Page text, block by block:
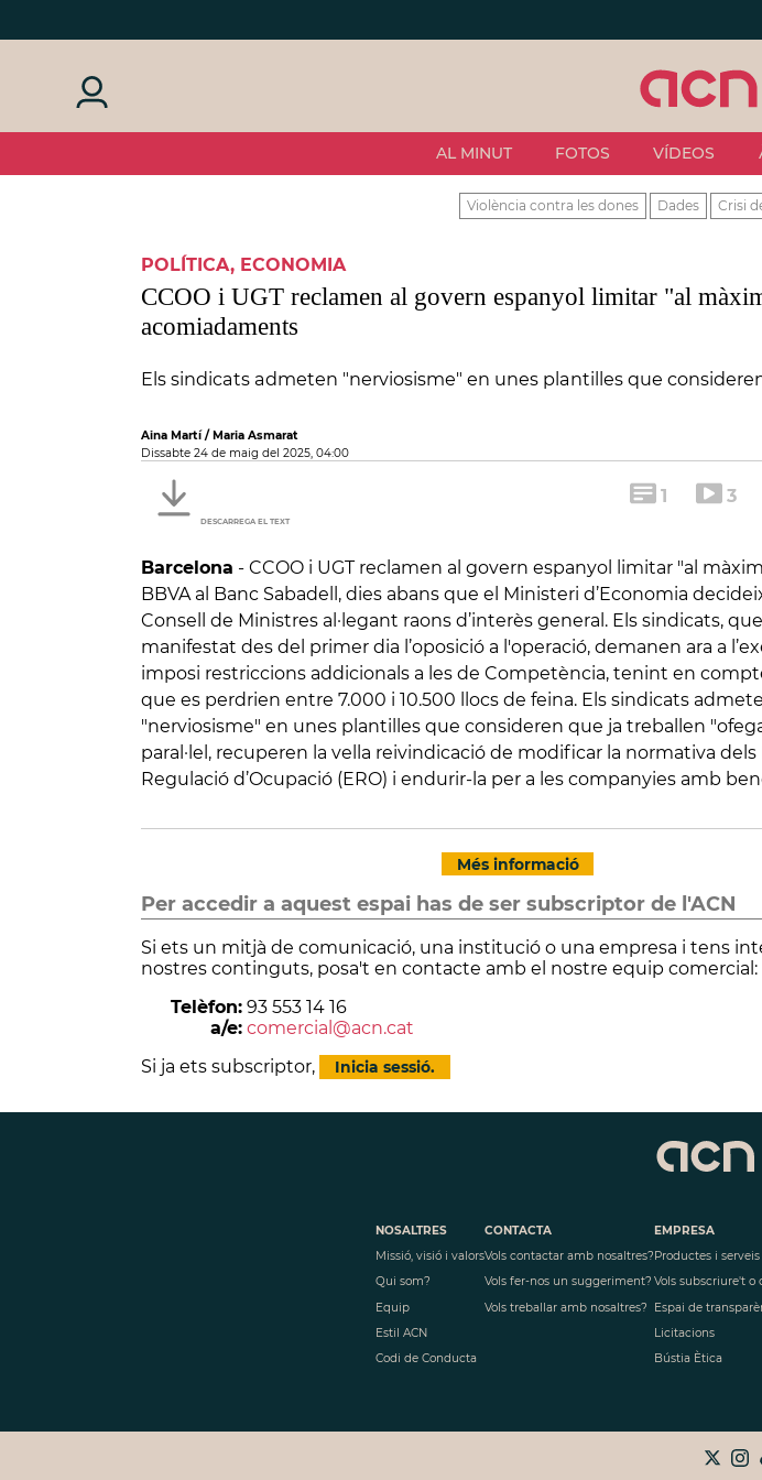
AL MINUT FOTOS VÍDEOS
Violència contra les dones Dades Crisi
POLÍTICA, ECONOMIA
CCOO i UGT reclamen al govern espanyol limitar "al
acomiadaments
Els sindicats admeten "nerviosisme" en unes plantilles que
Aina Martí / Maria Asmarat
dissabte 24 de maig del 2025, 04:00
DESCARREGA EL TEXT
1 3
Barcelona - CCOO i UGT reclamen al govern espanyol limitar "al
BBVA al Banc Sabadell, dies abans que el Ministeri d’Economia
Consell de Ministres al·legant raons d’interès general. Els sindicats,
manifestat des del primer dia l’oposició a l'operació, demanen ara a
imposi restriccions addicionals a les de Competència, tenint en
que es perdrien entre 7.000 i 10.500 llocs de feina. Els sindicats
"nerviosisme" en unes plantilles que consideren que ja treballen
paral·lel, recuperen la vella reivindicació de modificar la normativa
Regulació d’Ocupació (ERO) i endurir-la per a les companyies amb
Més informació
Per accedir a aquest espai has de ser subscriptor de l'ACN
Si ets un mitjà de comunicació, una institució o una empresa i tens
nostres continguts, posa't en contacte amb el nostre equip comercial:
Telèfon: 93 553 14 16
a/e: comercial@acn.cat
Si ja ets subscriptor,
Inicia sessió.
NOSALTRES
Missió, visió i valors
Qui som?
Equip
Estil ACN
Codi de Conducta
CONTACTA
Vols contactar amb nosaltres?
Vols fer-nos un suggeriment?
Vols treballar amb nosaltres?
EMPRESA
Productes i serveis
Vols subscriure't
Espai de
Licitacions
Bústia Ètica